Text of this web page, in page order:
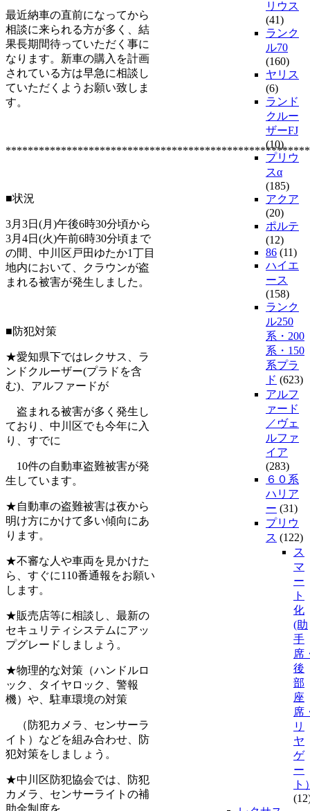
最近納車の直前になってから
相談に来られる方が多く、結
果長期間待っていただく事に
なります。新車の購入を計画
されている方は早急に相談し
ていただくようお願い致しま
す。
■状況
3月3日(月)午後6時30分頃から
3月4日(火)午前6時30分頃まで
の間、中川区戸田ゆたか1丁目
地内において、クラウンが盗
まれる被害が発生しました。
■防犯対策
★愛知県下ではレクサス、ラ
ンドクルーザー(プラドを含
む)、アルファードが
盗まれる被害が多く発生し
ており、中川区でも今年に入
り、すでに
10件の自動車盗難被害が発
生しています。
★自動車の盗難被害は夜から
明け方にかけて多い傾向にあ
ります。
★不審な人や車両を見かけた
ら、すぐに110番通報をお願い
します。
★販売店等に相談し、最新の
セキュリティシステムにアッ
プグレードしましょう。
★物理的な対策（ハンドルロ
ック、タイヤロック、警報
機）や、駐車環境の対策
（防犯カメラ、センサーラ
イト）などを組み合わせ、防
犯対策をしましょう。
★中川区防犯協会では、防犯
カメラ、センサーライトの補
助金制度を
リウス
(41)
ランク
ル70
(160)
ヤリス
(6)
ランド
クルー
ザーFJ
(10)
プリウ
スα
(185)
アクア
(20)
ポルテ
(12)
86 (11)
ハイエ
ース
(158)
ランク
ル250
系・200
系・150
系プラ
ド (623)
アルフ
ァード
／ヴェ
ルファ
イア
(283)
６０系
ハリア
ー (31)
プリウ
ス (122)
ス
マ
ー
ト
化
(助
手
席
後
部
座
席
リ
ヤ
ゲ
ー
ト